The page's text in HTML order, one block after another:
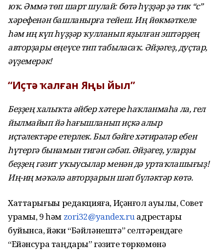
юҡ. Әммә төп шарт шулай: бөтә һүҙҙәр ҙә тик “с”
хәрефенән башланырға тейеш. Иң йөкмәткеле
һәм иң күп һүҙҙәр ҡулланып яҙылған эштәрҙең
авторҙары еңеүсе тип табыласаҡ. Әйҙәгеҙ, дуҫтар,
әүҙемерәк!
“Иҫтә ҡалған Яңы йыл”
Беҙҙең халыҡта әйбер хәтере һаҡланмаһа ла, гел
йылмайып йә һағышланып иҫкә алыр
иҫтәлектәре етерлек. Был бәйге хәтирәләр ебен
һүтергә бынамын тигән сәбәп. Әйҙәгеҙ, уларҙы
беҙҙең гәзит уҡыусылар менән дә уртаҡлашығыҙ!
Иң-иң мәҡәлә авторҙарын шәп бүләктәр көтә.
Хаттарығыҙҙы редакцияға, Иҫәнғол ауылы, Совет
урамы, 9 һәм zori32@yandex.ruадрестары
буйынса, йәки “Бәйләнештә” селтәрендәге
“Ейәнсура таңдары” гәзите төркөмөнә